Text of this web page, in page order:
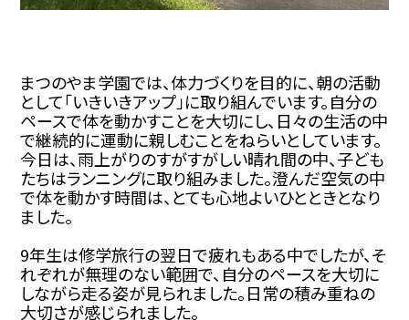
まつのやま学園では、体力づくりを目的に、朝の活動
として「いきいきアップ」に取り組んでいます。自分の
ペースで体を動かすことを大切にし、日々の生活の中
で継続的に運動に親しむことをねらいとしています。
今日は、雨上がりのすがすがしい晴れ間の中、子ども
たちはランニングに取り組みました。澄んだ空気の中
で体を動かす時間は、とても心地よいひとときとなり
ました。
9年生は修学旅行の翌日で疲れもある中でしたが、そ
れぞれが無理のない範囲で、自分のペースを大切に
しながら走る姿が見られました。日常の積み重ねの
大切さが感じられました。